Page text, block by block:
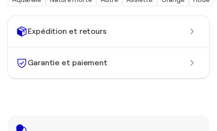
Expédition et retours
Garantie et paiement